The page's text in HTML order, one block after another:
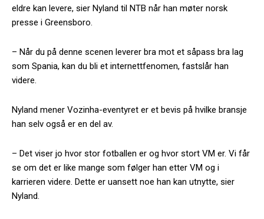
eldre kan levere, sier Nyland til NTB når han møter norsk
presse i Greensboro.
– Når du på denne scenen leverer bra mot et såpass bra lag
som Spania, kan du bli et internettfenomen, fastslår han
videre.
Nyland mener Vozinha-eventyret er et bevis på hvilke bransje
han selv også er en del av.
– Det viser jo hvor stor fotballen er og hvor stort VM er. Vi får
se om det er like mange som følger han etter VM og i
karrieren videre. Dette er uansett noe han kan utnytte, sier
Nyland.